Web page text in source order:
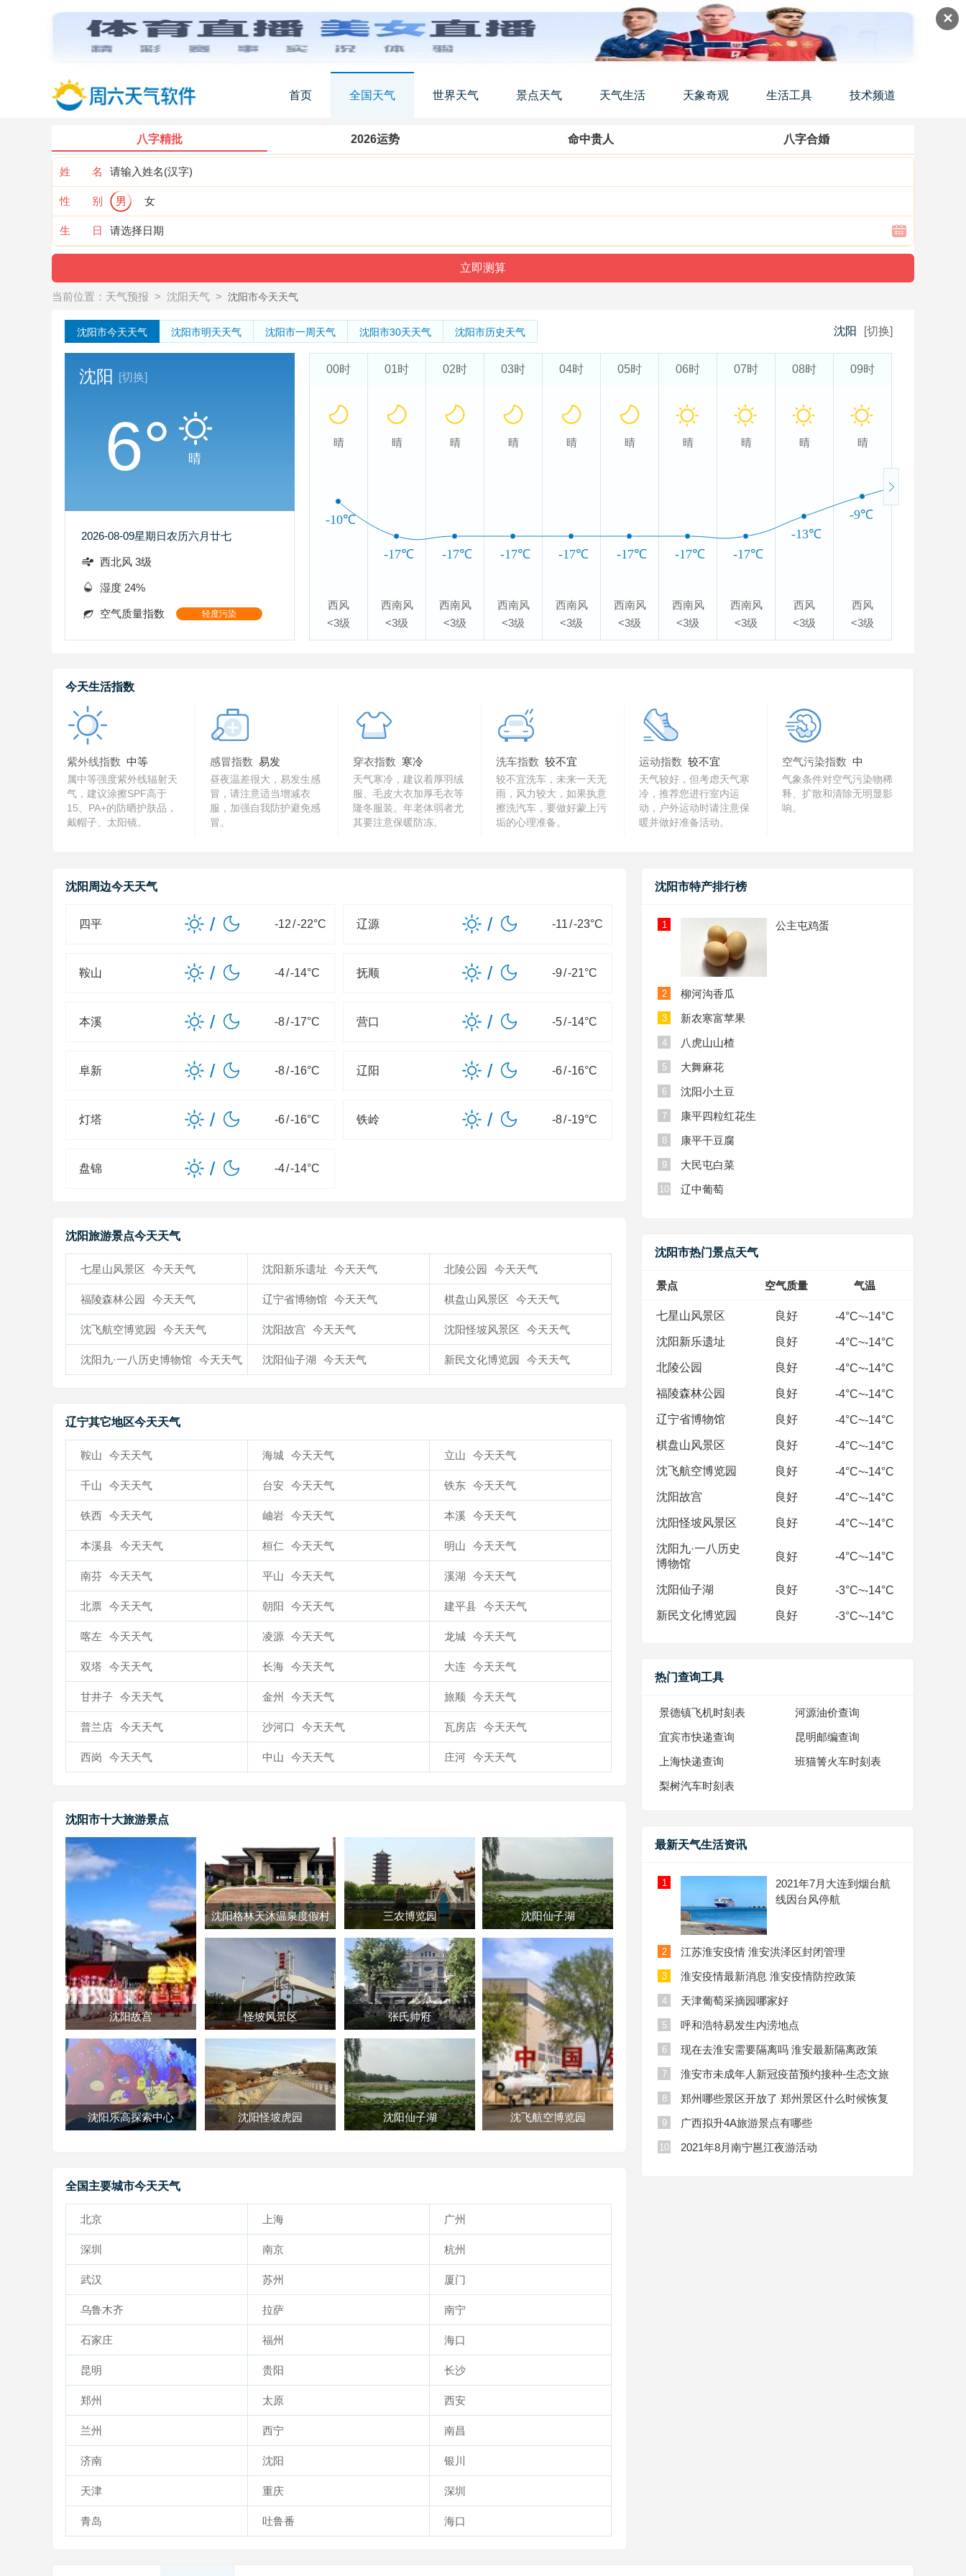
✕
首页 全国天气 世界天气 景点天气 天气生活 天象奇观 生活工具 技术频道
八字精批 2026运势 命中贵人 八字合婚
姓 名
性 别 男 女
生 日
当前位置： 天气预报 > 沈阳天气 > 沈阳市今天天气
沈阳市今天天气 沈阳市明天天气 沈阳市一周天气 沈阳市30天天气 沈阳市历史天气 沈阳 [切换]
沈阳 [切换]
6° 晴
2026-08-09星期日农历六月廿七
西北风 3级
湿度 24%
空气质量指数 轻度污染
00时
晴
西风
<3级
01时
晴
西南风
<3级
02时
晴
西南风
<3级
03时
晴
西南风
<3级
04时
晴
西南风
<3级
05时
晴
西南风
<3级
06时
晴
西南风
<3级
07时
晴
西南风
<3级
08时
晴
西风
<3级
09时
晴
西风
<3级
-10℃
-17℃ -17℃ -17℃ -17℃ -17℃ -17℃ -17℃
-13℃
-9℃
今天生活指数
紫外线指数 中等
属中等强度紫外线辐射天
气，建议涂擦SPF高于
15、PA+的防晒护肤品，
戴帽子、太阳镜。
感冒指数 易发
昼夜温差很大，易发生感
冒，请注意适当增减衣
服，加强自我防护避免感
冒。
穿衣指数 寒冷
天气寒冷，建议着厚羽绒
服、毛皮大衣加厚毛衣等
隆冬服装。年老体弱者尤
其要注意保暖防冻。
洗车指数 较不宜
较不宜洗车，未来一天无
雨，风力较大，如果执意
擦洗汽车，要做好蒙上污
垢的心理准备。
运动指数 较不宜
天气较好，但考虑天气寒
冷，推荐您进行室内运
动，户外运动时请注意保
暖并做好准备活动。
空气污染指数 中
气象条件对空气污染物稀
释、扩散和清除无明显影
响。
沈阳周边今天天气
四平 / -12/-22°C 辽源 / -11/-23°C
鞍山 / -4/-14°C 抚顺 / -9/-21°C
本溪 / -8/-17°C 营口 / -5/-14°C
阜新 / -8/-16°C 辽阳 / -6/-16°C
灯塔 / -6/-16°C 铁岭 / -8/-19°C
盘锦 / -4/-14°C
沈阳旅游景点今天天气
七星山风景区 今天天气 沈阳新乐遗址 今天天气 北陵公园 今天天气
福陵森林公园 今天天气 辽宁省博物馆 今天天气 棋盘山风景区 今天天气
沈飞航空博览园 今天天气 沈阳故宫 今天天气 沈阳怪坡风景区 今天天气
沈阳九·一八历史博物馆 今天天气 沈阳仙子湖 今天天气 新民文化博览园 今天天气
辽宁其它地区今天天气
鞍山 今天天气 海城 今天天气 立山 今天天气
千山 今天天气 台安 今天天气 铁东 今天天气
铁西 今天天气 岫岩 今天天气 本溪 今天天气
本溪县 今天天气 桓仁 今天天气 明山 今天天气
南芬 今天天气 平山 今天天气 溪湖 今天天气
北票 今天天气 朝阳 今天天气 建平县 今天天气
喀左 今天天气 凌源 今天天气 龙城 今天天气
双塔 今天天气 长海 今天天气 大连 今天天气
甘井子 今天天气 金州 今天天气 旅顺 今天天气
普兰店 今天天气 沙河口 今天天气 瓦房店 今天天气
西岗 今天天气 中山 今天天气 庄河 今天天气
沈阳市十大旅游景点
沈阳故宫
沈阳乐高探索中心
沈阳格林天沐温泉度假村 三农博览园
怪坡风景区 张氏帅府
沈阳怪坡虎园 沈阳仙子湖
沈阳仙子湖
沈飞航空博览园
全国主要城市今天天气
北京 上海 广州
深圳 南京 杭州
武汉 苏州 厦门
乌鲁木齐 拉萨 南宁
石家庄 福州 海口
昆明 贵阳 长沙
郑州 太原 西安
兰州 西宁 南昌
济南 沈阳 银川
天津 重庆 深圳
青岛 吐鲁番 海口
沈阳市特产排行榜
1 公主屯鸡蛋
2 柳河沟香瓜
3 新农寒富苹果
4 八虎山山楂
5 大舞麻花
6 沈阳小土豆
7 康平四粒红花生
8 康平干豆腐
9 大民屯白菜
10 辽中葡萄
沈阳市热门景点天气
景点 空气质量 气温
七星山风景区 良好 -4°C~-14°C
沈阳新乐遗址 良好 -4°C~-14°C
北陵公园 良好 -4°C~-14°C
福陵森林公园 良好 -4°C~-14°C
辽宁省博物馆 良好 -4°C~-14°C
棋盘山风景区 良好 -4°C~-14°C
沈飞航空博览园 良好 -4°C~-14°C
沈阳故宫 良好 -4°C~-14°C
沈阳怪坡风景区 良好 -4°C~-14°C
沈阳九·一八历史
博物馆
良好 -4°C~-14°C
沈阳仙子湖 良好 -3°C~-14°C
新民文化博览园 良好 -3°C~-14°C
热门查询工具
景德镇飞机时刻表 河源油价查询
宜宾市快递查询 昆明邮编查询
上海快递查询 班猫箐火车时刻表
梨树汽车时刻表
最新天气生活资讯
1
2021年7月大连到烟台航
线因台风停航
2 江苏淮安疫情 淮安洪泽区封闭管理
3 淮安疫情最新消息 淮安疫情防控政策
4 天津葡萄采摘园哪家好
5 呼和浩特易发生内涝地点
6 现在去淮安需要隔离吗 淮安最新隔离政策
7
淮安市未成年人新冠疫苗预约接种-生态文旅
8
郑州哪些景区开放了 郑州景区什么时候恢复
9 广西拟升4A旅游景点有哪些
10 2021年8月南宁邕江夜游活动